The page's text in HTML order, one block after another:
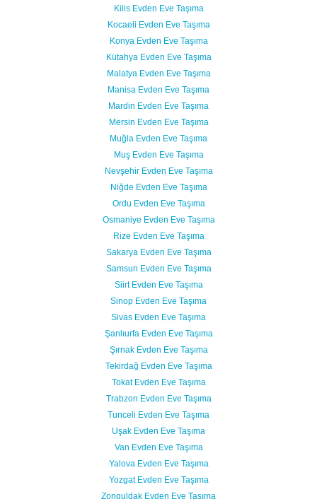
Kilis Evden Eve Taşıma
Kocaeli Evden Eve Taşıma
Konya Evden Eve Taşıma
Kütahya Evden Eve Taşıma
Malatya Evden Eve Taşıma
Manisa Evden Eve Taşıma
Mardin Evden Eve Taşıma
Mersin Evden Eve Taşıma
Muğla Evden Eve Taşıma
Muş Evden Eve Taşıma
Nevşehir Evden Eve Taşıma
Niğde Evden Eve Taşıma
Ordu Evden Eve Taşıma
Osmaniye Evden Eve Taşıma
Rize Evden Eve Taşıma
Sakarya Evden Eve Taşıma
Samsun Evden Eve Taşıma
Siirt Evden Eve Taşıma
Sinop Evden Eve Taşıma
Sivas Evden Eve Taşıma
Şanlıurfa Evden Eve Taşıma
Şırnak Evden Eve Taşıma
Tekirdağ Evden Eve Taşıma
Tokat Evden Eve Taşıma
Trabzon Evden Eve Taşıma
Tunceli Evden Eve Taşıma
Uşak Evden Eve Taşıma
Van Evden Eve Taşıma
Yalova Evden Eve Taşıma
Yozgat Evden Eve Taşıma
Zonguldak Evden Eve Taşıma